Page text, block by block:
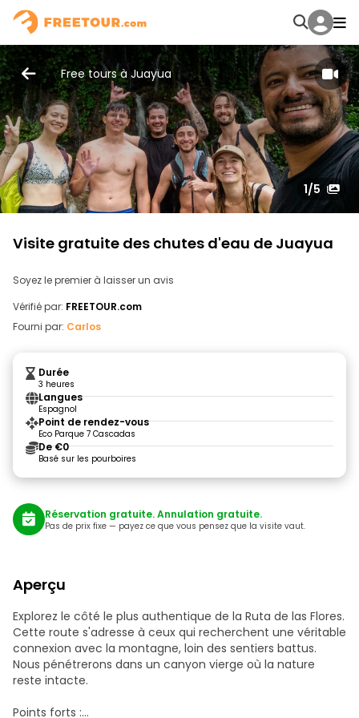
Free tours à Juayua
1/5
Visite gratuite des chutes d'eau de Juayua
Soyez le premier à laisser un avis
Vérifié par: FREETOUR.com
Fourni par: Carlos
Durée
3 heures
Langues
Espagnol
Point de rendez-vous
Eco Parque 7 Cascadas
De €0
Basé sur les pourboires
Réservation gratuite. Annulation gratuite.
Pas de prix fixe — payez ce que vous pensez que la visite vaut.
Aperçu
Explorez le côté le plus authentique de la Ruta de las Flores.
Cette route s'adresse à ceux qui recherchent une véritable
connexion avec la montagne, loin des sentiers battus.
Nous pénétrerons dans un canyon vierge où la nature
reste intacte.
Points forts :